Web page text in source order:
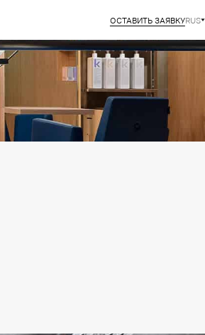
ОСТАВИТЬ ЗАЯВКУRUS